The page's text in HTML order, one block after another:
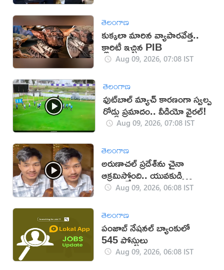
తెలంగాణ
కుక్కలా మారిన వ్యాపారవేత్త..
క్లారిటీ ఇచ్చిన PIB
Aug 09, 2026, 07:08 IST
తెలంగాణ
ఫుట్‌బాల్ మ్యాచ్‌ కారణంగా స్వల్ప
రోడ్డు ప్రమాదం.. వీడియో వైరల్!
Aug 09, 2026, 07:08 IST
తెలంగాణ
అరుణాచల్‌ ప్రదేశ్‌ను చైనా
ఆక్రమిస్తోంది.. యువకుడి
వీడియో వైరల్
Aug 09, 2026, 06:08 IST
తెలంగాణ
పంజాబ్ నేషనల్ బ్యాంకులో
545 పోస్టులు
Aug 09, 2026, 06:08 IST